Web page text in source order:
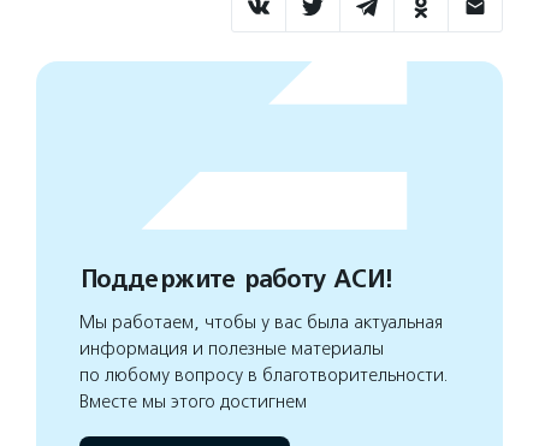
Поддержите работу АСИ!
Мы работаем, чтобы у вас была актуальная
информация и полезные материалы
по любому вопросу в благотворительности.
Вместе мы этого достигнем